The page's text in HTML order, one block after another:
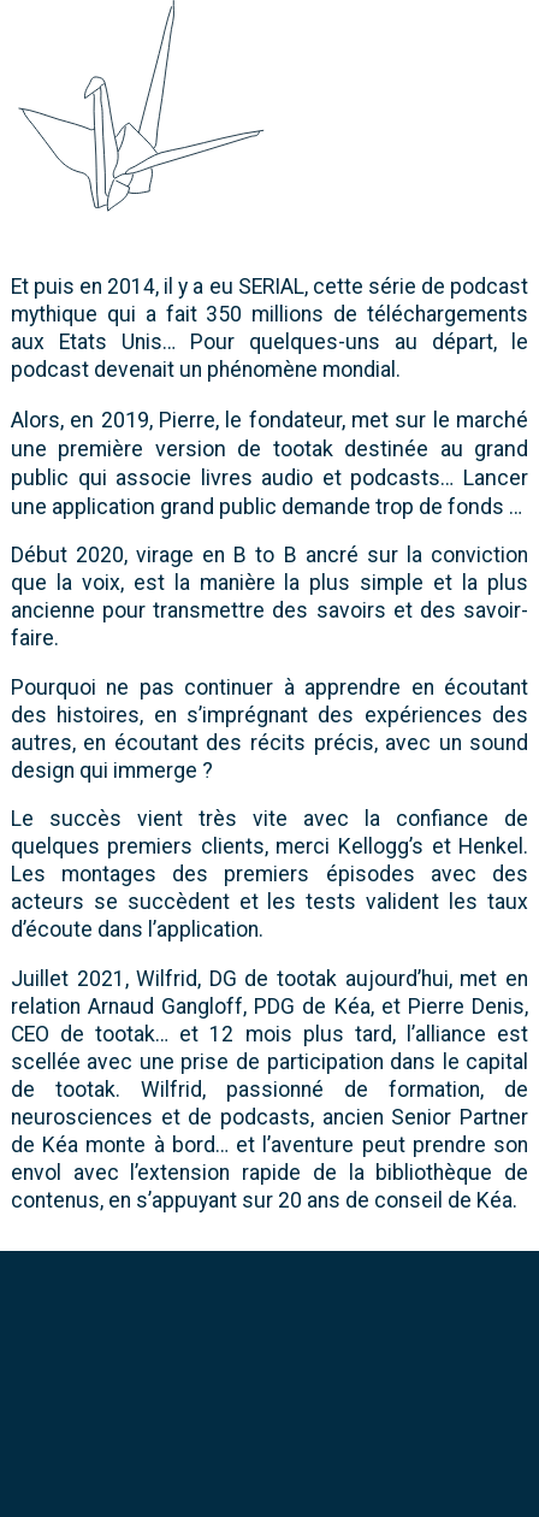
Et puis en 2014, il y a eu SERIAL, cette série de podcast
mythique qui a fait 350 millions de téléchargements
aux Etats Unis… Pour quelques-uns au départ, le
podcast devenait un phénomène mondial.
Alors, en 2019, Pierre, le fondateur, met sur le marché
une première version de tootak destinée au grand
public qui associe livres audio et podcasts… Lancer
une application grand public demande trop de fonds …
Début 2020, virage en B to B ancré sur la conviction
que la voix, est la manière la plus simple et la plus
ancienne pour transmettre des savoirs et des savoir-
faire.
Pourquoi ne pas continuer à apprendre en écoutant
des histoires, en s’imprégnant des expériences des
autres, en écoutant des récits précis, avec un sound
design qui immerge ?
Le succès vient très vite avec la confiance de
quelques premiers clients, merci Kellogg’s et Henkel.
Les montages des premiers épisodes avec des
acteurs se succèdent et les tests valident les taux
d’écoute dans l’application.
Juillet 2021, Wilfrid, DG de tootak aujourd’hui, met en
relation Arnaud Gangloff, PDG de Kéa, et Pierre Denis,
CEO de tootak… et 12 mois plus tard, l’alliance est
scellée avec une prise de participation dans le capital
de tootak. Wilfrid, passionné de formation, de
neurosciences et de podcasts, ancien Senior Partner
de Kéa monte à bord… et l’aventure peut prendre son
envol avec l’extension rapide de la bibliothèque de
contenus, en s’appuyant sur 20 ans de conseil de Kéa.